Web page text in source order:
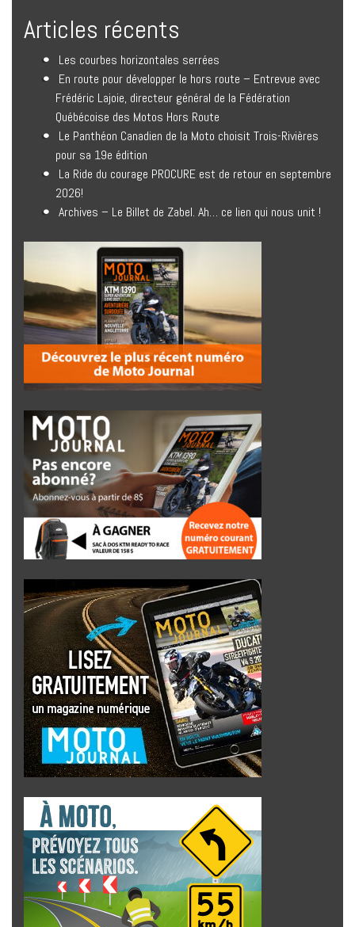
Articles récents
Les courbes horizontales serrées
En route pour développer le hors route – Entrevue avec
Frédéric Lajoie, directeur général de la Fédération
Québécoise des Motos Hors Route
Le Panthéon Canadien de la Moto choisit Trois-Rivières
pour sa 19e édition
La Ride du courage PROCURE est de retour en septembre
2026!
Archives – Le Billet de Zabel. Ah… ce lien qui nous unit !